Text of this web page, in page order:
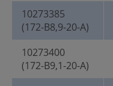
10273385
(172-B8,9-20-A)
10273400
(172-B9,1-20-A)